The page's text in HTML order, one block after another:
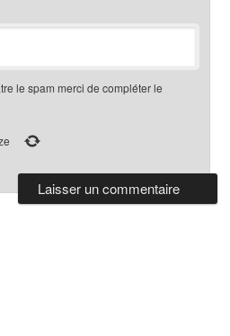
le spam merci de compléter le